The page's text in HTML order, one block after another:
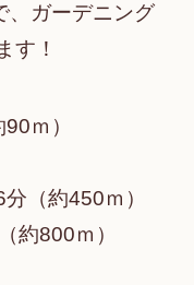
、ガーデニング
す！
（約90ｍ）
（約450ｍ）
約800ｍ）